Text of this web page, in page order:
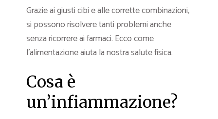
Grazie ai giusti cibi e alle corrette combinazioni,
si possono risolvere tanti problemi anche
senza ricorrere ai farmaci. Ecco come
l’alimentazione aiuta la nostra salute fisica.
Cosa è
un’infiammazione?